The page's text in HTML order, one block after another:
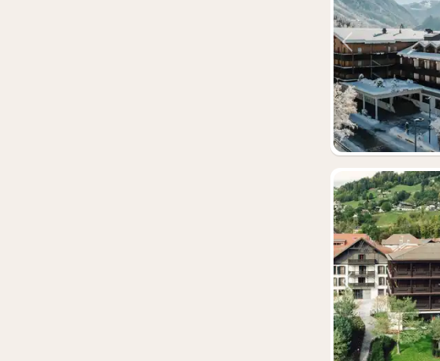
Vorige foto
Vorige foto